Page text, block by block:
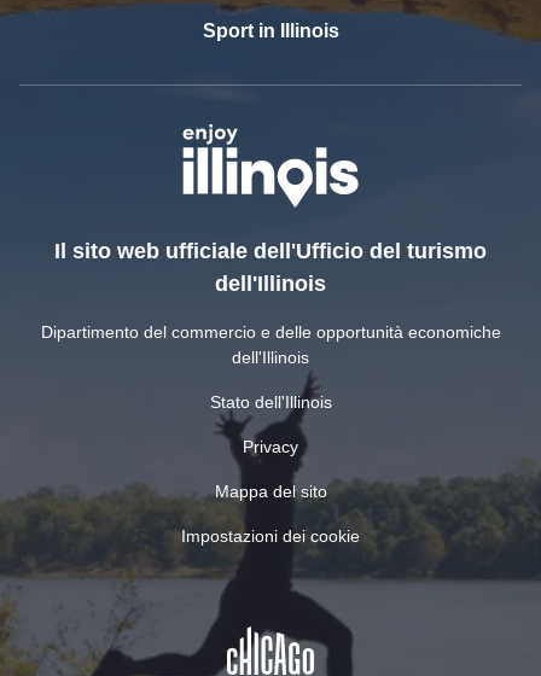
Sport in Illinois
Il sito web ufficiale dell'Ufficio del turismo
dell'Illinois
Dipartimento del commercio e delle opportunità economiche
dell'Illinois
Stato dell'Illinois
Privacy
Mappa del sito
Impostazioni dei cookie